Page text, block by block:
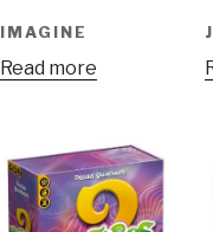
IMAGINE
Read more